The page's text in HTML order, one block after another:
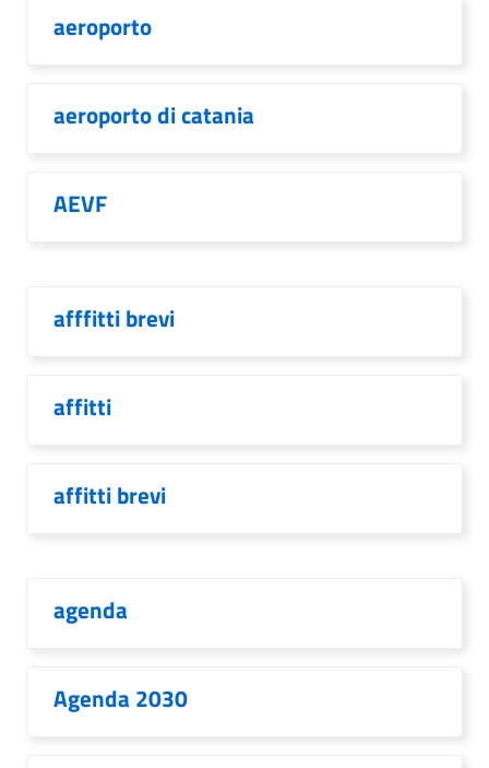
aeroporto
aeroporto di catania
AEVF
afffitti brevi
affitti
affitti brevi
agenda
Agenda 2030